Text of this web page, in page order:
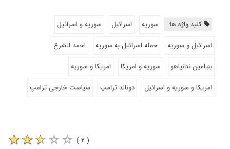
کلید واژه ها: سوریه اسرائیل
سوریه و اسرائیل
اسرائیل و سوریه
حمله اسرائیل به سوریه
احمد الشرع
بنیامین نتانیاهو
سوریه و امریکا
امریکا و سوریه
امریکا و سوریه و اسرائیل
دونالد ترامپ سیاست خارجی ترامپ
( ۲ )